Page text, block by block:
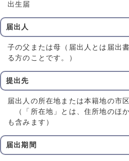
出生届
届出人
子の父または母（届出人とは届出
る方のことです。）
提出先
届出人の所在地または本籍地の市
（「所在地」とは、住所地のほ
も含みます）
届出期間